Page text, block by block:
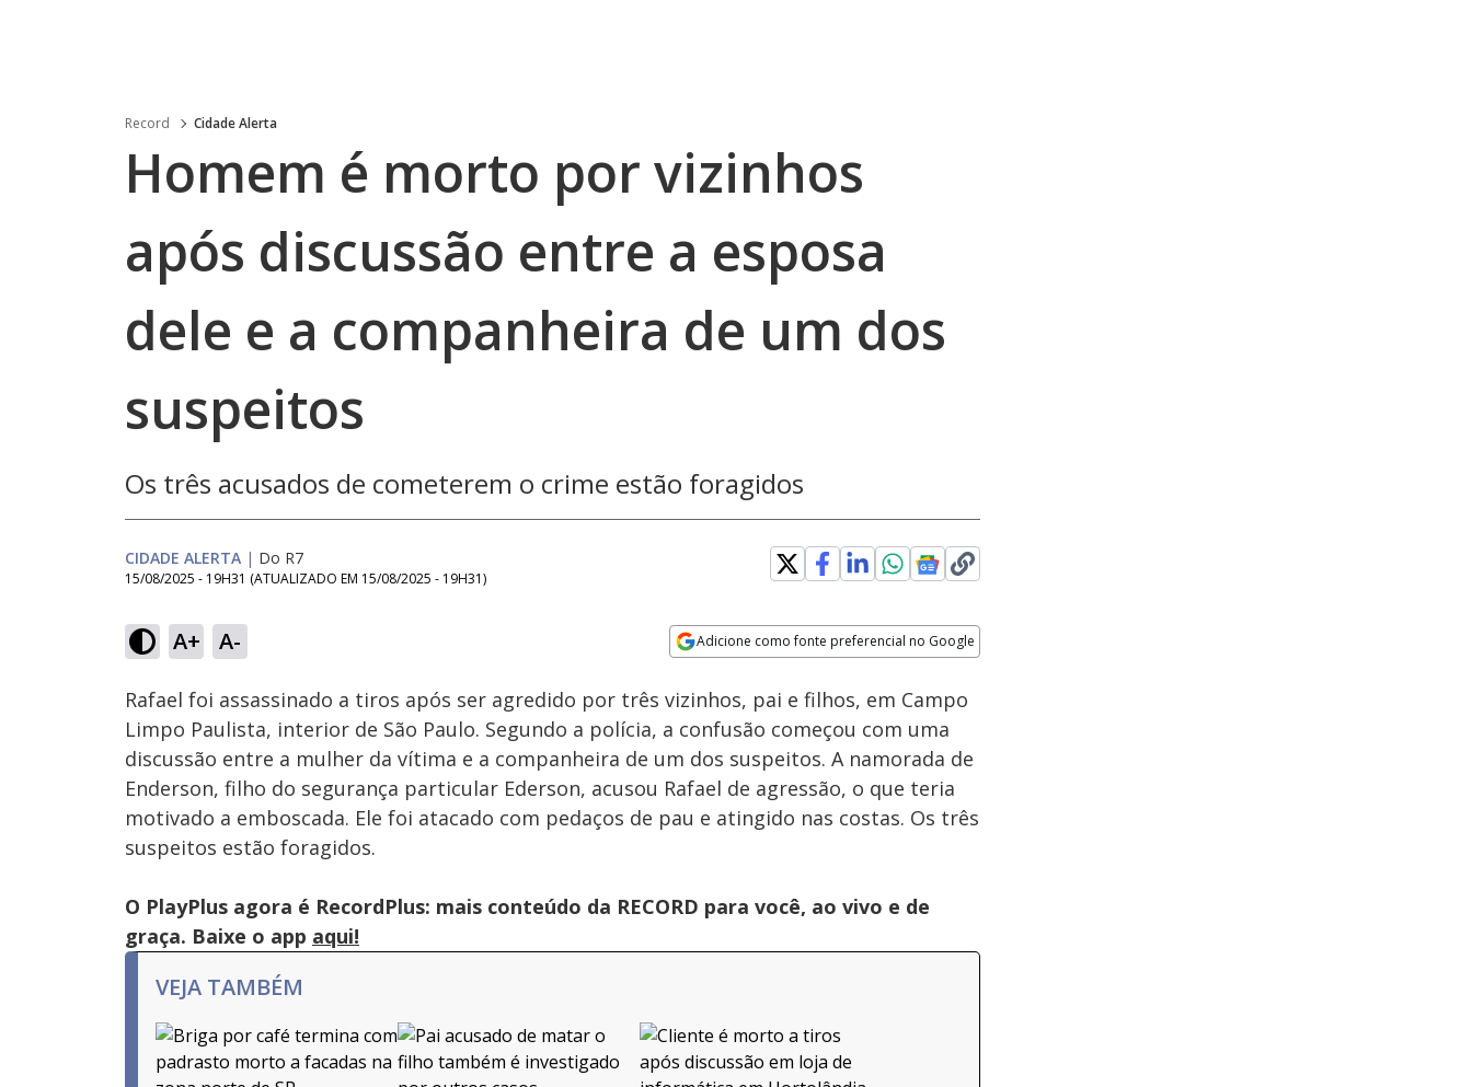
Record Cidade Alerta
Homem é morto por vizinhos
após discussão entre a esposa
dele e a companheira de um dos
suspeitos
Os três acusados de cometerem o crime estão foragidos
CIDADE ALERTA | Do R7
15/08/2025 - 19H31 (ATUALIZADO EM 15/08/2025 - 19H31)
A+ A- Adicione como fonte preferencial no Google
Ativar
Som
13.10%
Velocidade
Rafael foi assassinado a tiros após ser agredido por três vizinhos, pai e filhos, em Campo
Limpo Paulista, interior de São Paulo. Segundo a polícia, a confusão começou com uma
discussão entre a mulher da vítima e a companheira de um dos suspeitos. A namorada de
Enderson, filho do segurança particular Ederson, acusou Rafael de agressão, o que teria
motivado a emboscada. Ele foi atacado com pedaços de pau e atingido nas costas. Os três
suspeitos estão foragidos.
O PlayPlus agora é RecordPlus: mais conteúdo da RECORD para você, ao vivo e de
graça. Baixe o app aqui!
VEJA TAMBÉM